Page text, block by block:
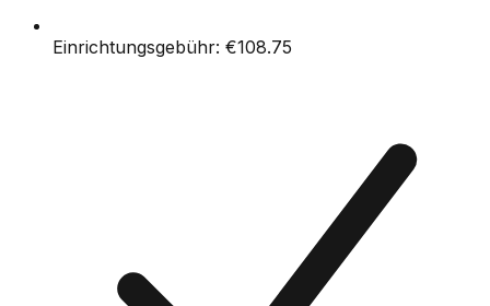
Einrichtungsgebühr: €108.75